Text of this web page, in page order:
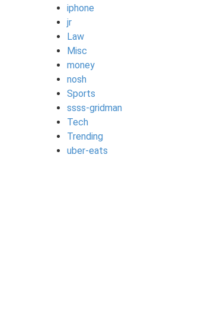
iphone
jr
Law
Misc
money
nosh
Sports
ssss-gridman
Tech
Trending
uber-eats